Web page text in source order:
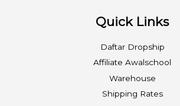
Quick Links
Daftar Dropship
Affiliate Awalschool
Warehouse
Shipping Rates